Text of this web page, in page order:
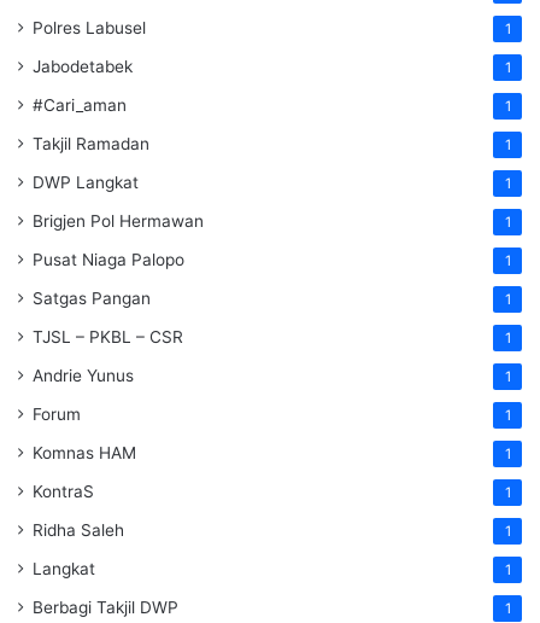
Polres Labusel 1
Jabodetabek 1
#Cari_aman 1
Takjil Ramadan 1
DWP Langkat 1
Brigjen Pol Hermawan 1
Pusat Niaga Palopo 1
Satgas Pangan 1
TJSL – PKBL – CSR 1
Andrie Yunus 1
Forum 1
Komnas HAM 1
KontraS 1
Ridha Saleh 1
Langkat 1
Berbagi Takjil DWP 1